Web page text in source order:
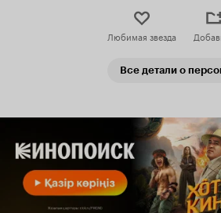
Любимая звезда
Все детали о